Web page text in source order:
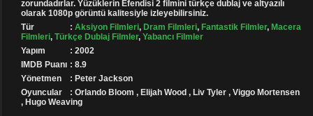
zorundadırlar. Yüzüklerin Efendisi 2 filmini türkçe dublaj ve altyazılı
olarak 1080p görüntü kalitesiyle izleyebilirsiniz.
Tür
: Aksiyon Filmleri, Dram Filmleri, Fantastik Filmler, Macera
Filmleri, Türkçe Dublaj Filmler, Yabancı Filmler
Yapım
: 2002
IMDB Puanı : 8.9
Yönetmen
: Peter Jackson
Oyuncular
: Orlando Bloom , Elijah Wood , Liv Tyler , Viggo Mortensen
, Hugo Weaving